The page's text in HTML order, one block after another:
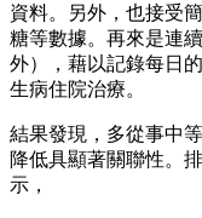
資料。另外，也接受
糖等數據。再來是連
外），藉以記錄每日
生病住院治療。
結果發現，多從事中
降低具顯著關聯性。
示，